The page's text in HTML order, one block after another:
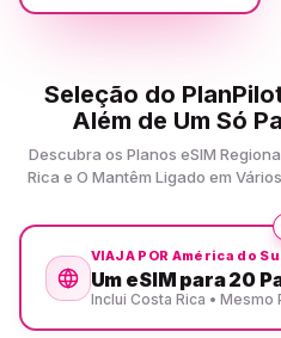
Seleção do
Além de Um Só
Descubra os Planos eSIM
Rica e O Mantêm Ligado em
VIAJA POR América do
Um eSIM para 20
Inclui Costa Rica • Mesmo